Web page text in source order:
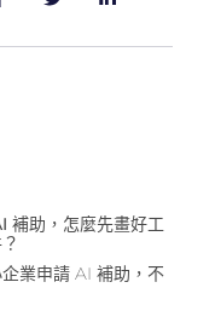
補助，怎麼先畫好工
業申請 AI 補助，不